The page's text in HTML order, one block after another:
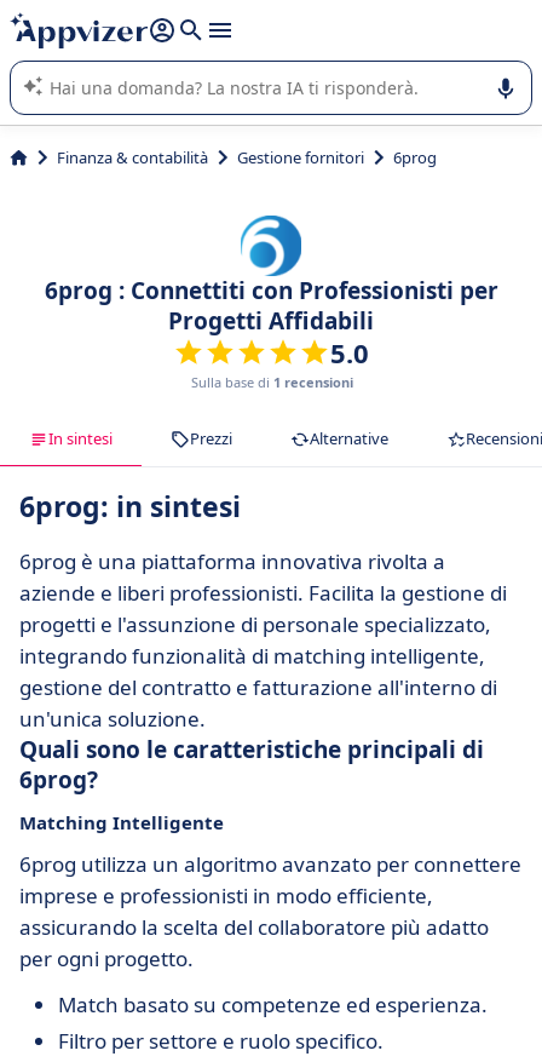
righe con
shift + enter
L'IA di Appvizer vi guida nell'utilizzo o nella scelta di un
software SaaS per la vostra azienda.
Finanza & contabilità Gestione fornitori 6prog
6prog : Connettiti con Professionisti per
Progetti Affidabili
5.0
Sulla base di 1 recensioni
In sintesi Prezzi Alternative Recensioni
6prog: in sintesi
6prog è una piattaforma innovativa rivolta a
aziende e liberi professionisti. Facilita la gestione di
progetti e l'assunzione di personale specializzato,
integrando funzionalità di matching intelligente,
gestione del contratto e fatturazione all'interno di
un'unica soluzione.
Quali sono le caratteristiche principali di
6prog?
Matching Intelligente
6prog utilizza un algoritmo avanzato per connettere
imprese e professionisti in modo efficiente,
assicurando la scelta del collaboratore più adatto
per ogni progetto.
Match basato su competenze ed esperienza.
Filtro per settore e ruolo specifico.